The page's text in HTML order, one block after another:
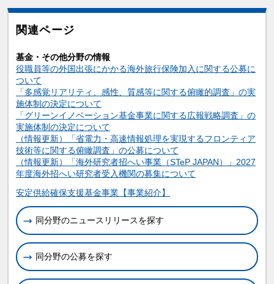
関連ページ
基金・その他分野の情報
役職員等の外国出張にかかる海外旅行保険加入に関する公募に
ついて
「多感覚リアリティ、感性、質感等に関する俯瞰的調査」の実
施体制の決定について
「グリーンイノベーション基金事業に関する広報戦略調査」の
実施体制の決定について
（情報更新）「省電力・高速情報処理を実現するフロンティア
技術等に関する俯瞰調査」の公募について
（情報更新）「海外研究者招へい事業（STeP JAPAN）」2027
年度海外招へい研究者受入機関の募集について
関連情報
安定供給確保支援基金事業【事業紹介】
同分野のニュースリリースを探す
同分野の公募を探す